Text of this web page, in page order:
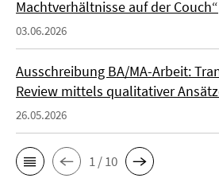
Machtverhältnisse auf der Couch“
03.06.2026
Ausschreibung BA/MA-Arbeit:
Review mittels qualitativer
26.05.2026
1 / 10